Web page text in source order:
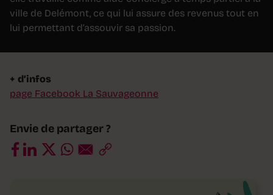
ville de Delémont, ce qui lui assure des revenus tout en
lui permettant d’assouvir sa passion.
+ d’infos
page Facebook La Sauvageonne
Envie de partager ?